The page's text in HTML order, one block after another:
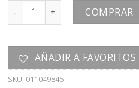
ALFOMBRA cantidadCOMPRAR
AÑADIR A FAVORITOS
SKU: 011049845